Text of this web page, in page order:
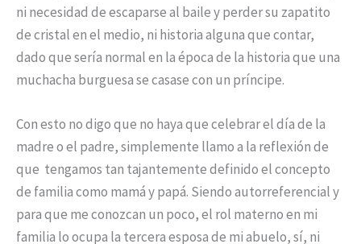
ni necesidad de escaparse al baile y perder su zapatito
de cristal en el medio, ni historia alguna que contar,
dado que sería normal en la época de la historia que una
muchacha burguesa se casase con un príncipe.
Con esto no digo que no haya que celebrar el día de la
madre o el padre, simplemente llamo a la reflexión de
que tengamos tan tajantemente definido el concepto
de familia como mamá y papá. Siendo autorreferencial y
para que me conozcan un poco, el rol materno en mi
familia lo ocupa la tercera esposa de mi abuelo, sí, ni